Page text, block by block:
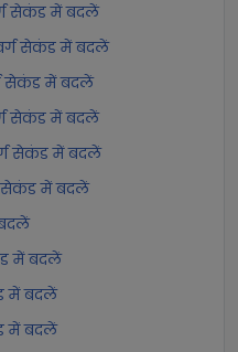
सेकंड में बदलें
सेकंड में बदलें
सेकंड में बदलें
सेकंड में बदलें
सेकंड में बदलें
सेकंड में बदलें
में बदलें
में बदलें
में बदलें